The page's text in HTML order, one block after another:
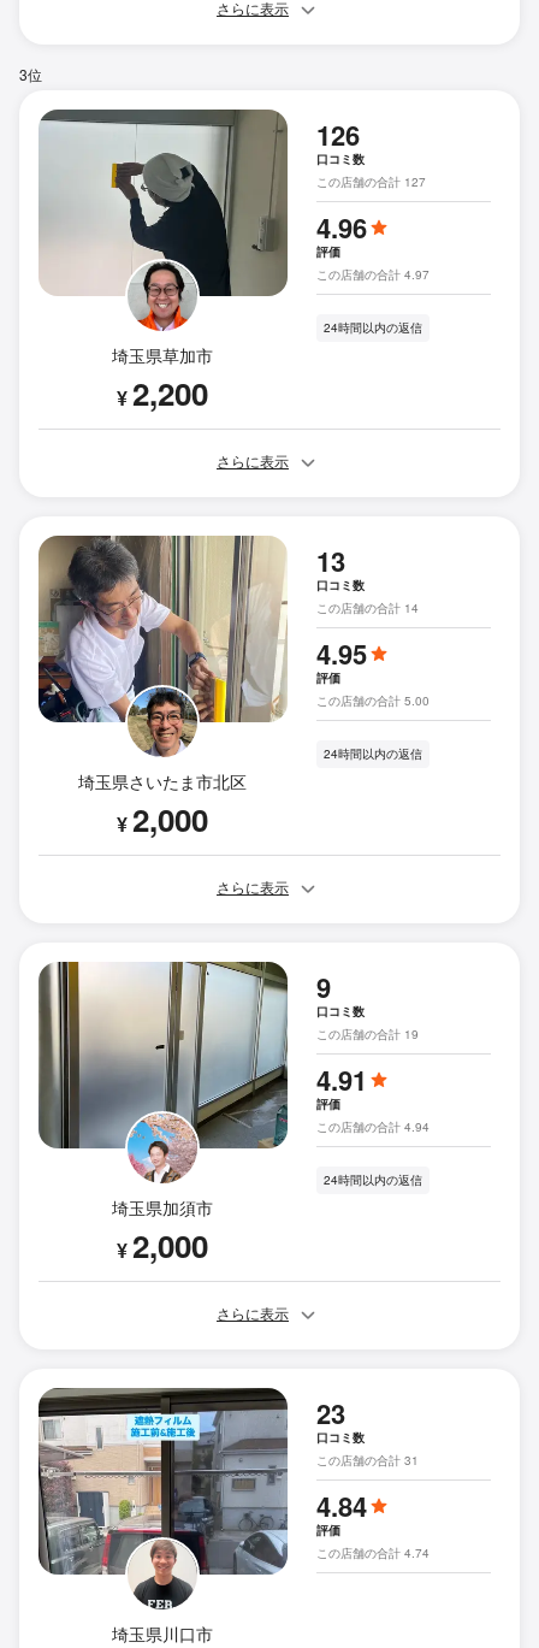
さらに表示
3位
埼玉県草加市
¥2,200
126
口コミ数
この店舗の合計 127
4.96
評価
この店舗の合計 4.97
24時間以内の返信
さらに表示
埼玉県さいたま市北区
¥2,000
13
口コミ数
この店舗の合計 14
4.95
評価
この店舗の合計 5.00
24時間以内の返信
さらに表示
埼玉県加須市
¥2,000
9
口コミ数
この店舗の合計 19
4.91
評価
この店舗の合計 4.94
24時間以内の返信
さらに表示
埼玉県川口市
23
口コミ数
この店舗の合計 31
4.84
評価
この店舗の合計 4.74